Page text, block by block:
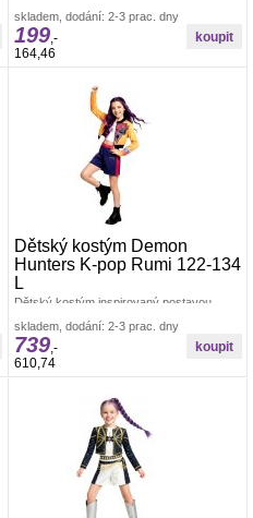
všechny malé princezny a fanoušky
skladem, dodání: 2-3 prac. dny
199,-
164,46
Dětský kostým Demon
Hunters K-pop Rumi 122-134
L
Dětský kostým inspirovaný postavou
stylu je skvělou volbou pro malé fanoušky
skladem, dodání: 2-3 prac. dny
739,-
610,74